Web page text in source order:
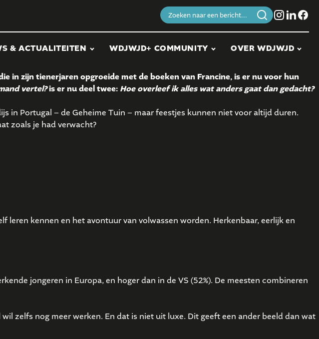
Zoeken
naar:
& ACTUALITEITEN WDJWJD+ COMMUNITY OVER WDJWJD
in zijn tienerjaren opgroeide met de boeken van Francine, is er nu voor hun
vertel?is er nu deel twee: Hoe overleef ik alles wat anders gaat dan gedacht?
in Portugal – de Geheime Tuin – maar feestjes kunnen niet voor altijd duren.
zoals je had verwacht?
leren kennen en het avontuur van volwassen worden. Herkenbaar, eerlijk en
jongeren in Europa, en hoger dan in de VS (52%). De meesten combineren
zelfs nog meer werken. En dat is niet uit luxe. Dit geeft een ander beeld dan wat